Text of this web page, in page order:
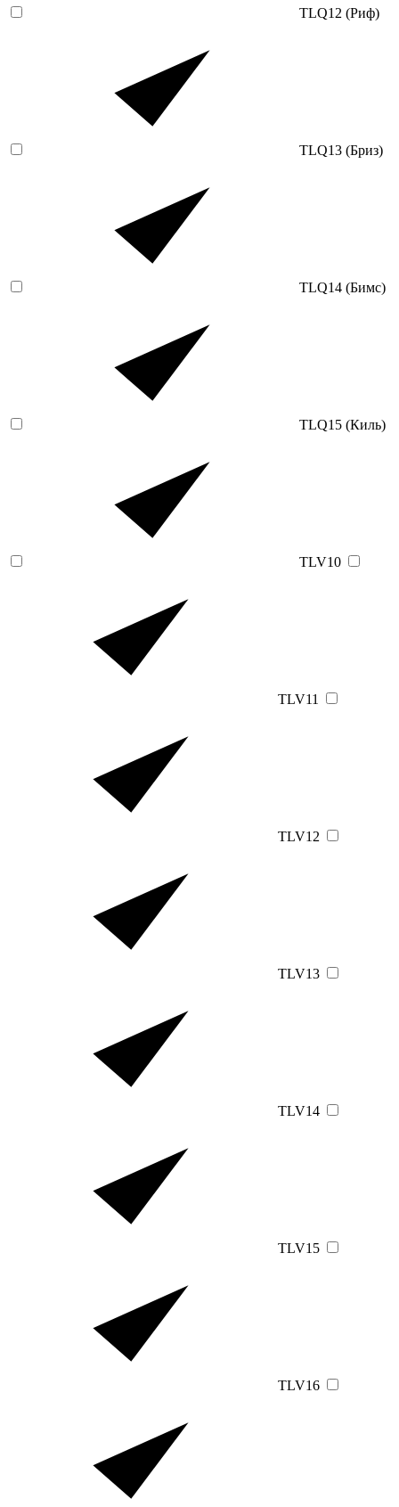
TLQ12 (Риф)
TLQ13 (Бриз)
TLQ14 (Бимс)
TLQ15 (Киль)
TLV10
TLV11
TLV12
TLV13
TLV14
TLV15
TLV16